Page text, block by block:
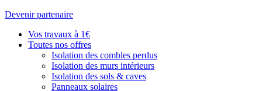
Devenir partenaire
Vos travaux à 1€
Toutes nos offres
Isolation des combles perdus
Isolation des murs intérieurs
Isolation des sols & caves
Panneaux solaires